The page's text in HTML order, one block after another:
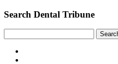
Search Dental Tribune